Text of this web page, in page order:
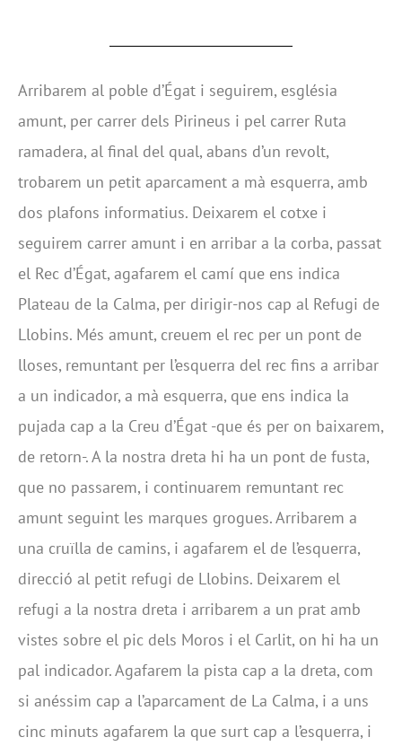
Arribarem al poble d’Égat i seguirem, església
amunt, per carrer dels Pirineus i pel carrer Ruta
ramadera, al final del qual, abans d’un revolt,
trobarem un petit aparcament a mà esquerra, amb
dos plafons informatius. Deixarem el cotxe i
seguirem carrer amunt i en arribar a la corba, passat
el Rec d’Égat, agafarem el camí que ens indica
Plateau de la Calma, per dirigir-nos cap al Refugi de
Llobins. Més amunt, creuem el rec per un pont de
lloses, remuntant per l’esquerra del rec fins a arribar
a un indicador, a mà esquerra, que ens indica la
pujada cap a la Creu d’Égat -que és per on baixarem,
de retorn-. A la nostra dreta hi ha un pont de fusta,
que no passarem, i continuarem remuntant rec
amunt seguint les marques grogues. Arribarem a
una cruïlla de camins, i agafarem el de l’esquerra,
direcció al petit refugi de Llobins. Deixarem el
refugi a la nostra dreta i arribarem a un prat amb
vistes sobre el pic dels Moros i el Carlit, on hi ha un
pal indicador. Agafarem la pista cap a la dreta, com
si anéssim cap a l’aparcament de La Calma, i a uns
cinc minuts agafarem la que surt cap a l’esquerra, i